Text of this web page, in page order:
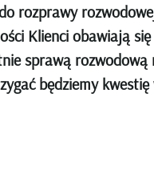
rozprawy
Klienci obawiają
sprawą rozwodową
będziemy